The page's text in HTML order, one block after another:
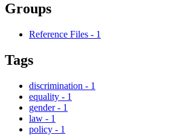
Groups
Reference Files - 1
Tags
discrimination - 1
equality - 1
gender - 1
law - 1
policy - 1